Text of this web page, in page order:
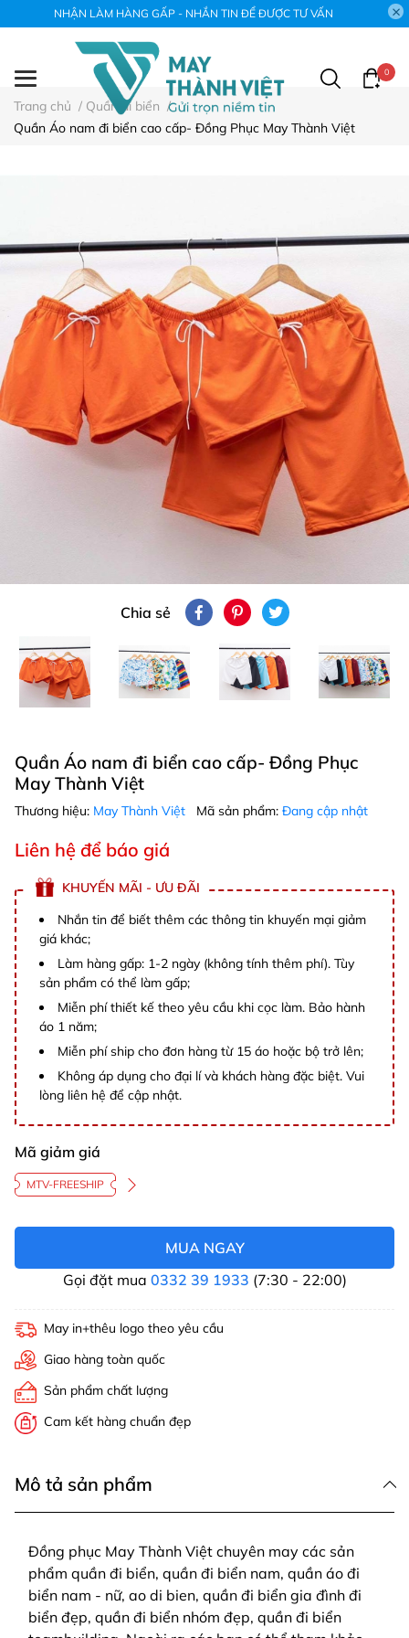
NHẬN LÀM HÀNG GẤP - NHẮN TIN ĐỂ ĐƯỢC TƯ VẤN
0
Trang chủ / Quần đi biển /
Quần Áo nam đi biển cao cấp- Đồng Phục May Thành Việt
Chia sẻ
Quần Áo nam đi biển cao cấp- Đồng Phục
May Thành Việt
Thương hiệu: May Thành Việt Mã sản phẩm: Đang cập nhật
Liên hệ để báo giá
KHUYẾN MÃI - ƯU ĐÃI
Nhắn tin để biết thêm các thông tin khuyến mại giảm
giá khác;
Làm hàng gấp: 1-2 ngày (không tính thêm phí). Tùy
sản phẩm có thể làm gấp;
Miễn phí thiết kế theo yêu cầu khi cọc làm. Bảo hành
áo 1 năm;
Miễn phí ship cho đơn hàng từ 15 áo hoặc bộ trở lên;
Không áp dụng cho đại lí và khách hàng đặc biệt. Vui
lòng liên hệ để cập nhật.
Mã giảm giá
MTV-FREESHIP
MUA NGAY
Gọi đặt mua 0332 39 1933 (7:30 - 22:00)
May in+thêu logo theo yêu cầu
Giao hàng toàn quốc
Sản phẩm chất lượng
Cam kết hàng chuẩn đẹp
Mô tả sản phẩm
Đồng phục May Thành Việt chuyên may các sản
phẩm quần đi biển, quần đi biển nam, quần áo đi
biển nam - nữ, ao di bien, quần đi biển gia đình đi
biển đẹp, quần đi biển nhóm đẹp, quần đi biển